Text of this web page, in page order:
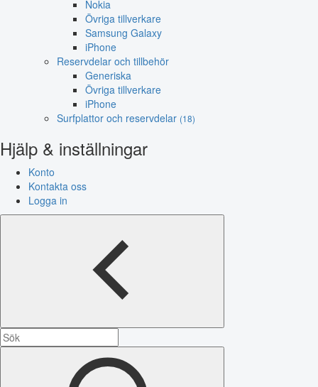
Nokia
Övriga tillverkare
Samsung Galaxy
iPhone
Reservdelar och tillbehör
Generiska
Övriga tillverkare
iPhone
Surfplattor och reservdelar (18)
Hjälp & inställningar
Konto
Kontakta oss
Logga in